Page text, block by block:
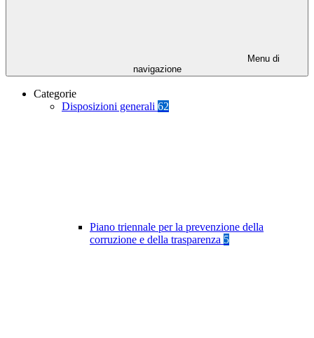
Menu di
navigazione
Categorie
Disposizioni generali 62
Piano triennale per la prevenzione della
corruzione e della trasparenza 5